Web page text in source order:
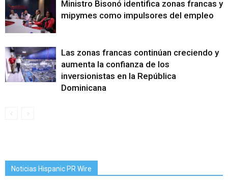
Ministro Bisonó identifica zonas francas y
mipymes como impulsores del empleo
Las zonas francas continúan creciendo y
aumenta la confianza de los
inversionistas en la República
Dominicana
Noticias Hispanic PR Wire